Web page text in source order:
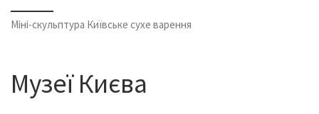
Міні-скульптура Київське сухе варення
Музеї Києва